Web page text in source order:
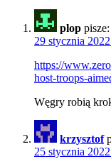
plop pisze:
29 stycznia
https://
host-troops-
Węgry robią
krzysztof
25 stycznia